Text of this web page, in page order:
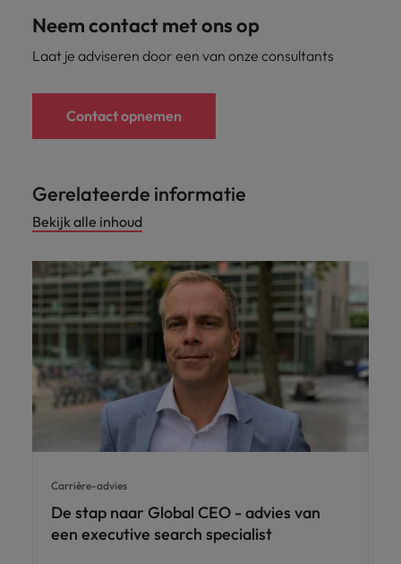
Neem contact met ons op
Laat je adviseren door een van onze consultants
Contact opnemen
Gerelateerde informatie
Bekijk alle inhoud
Carrière-advies
De stap naar Global CEO - advies van
een executive search specialist